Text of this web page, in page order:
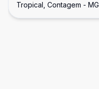
Tropical, Contagem - MG